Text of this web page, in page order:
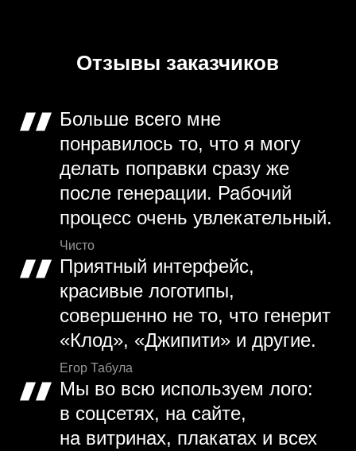
Отзывы заказчиков
Больше всего мне
понравилось то, что я могу
делать поправки сразу же
после генерации. Рабочий
процесс очень увлекательный.
Чисто
Приятный интерфейс,
красивые логотипы,
совершенно не то, что генерит
«Клод», «Джипити» и другие.
Егор Табула
Мы во всю используем лого:
в соцсетях, на сайте,
на витринах, плакатах и всех